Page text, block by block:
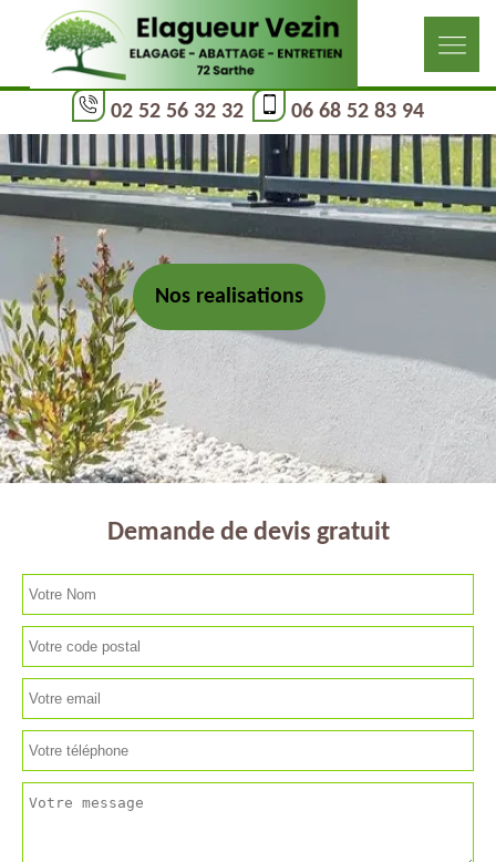
02 52 56 32 32 06 68 52 83 94
Nos realisations
Demande de devis gratuit